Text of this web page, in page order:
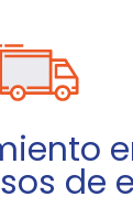
de